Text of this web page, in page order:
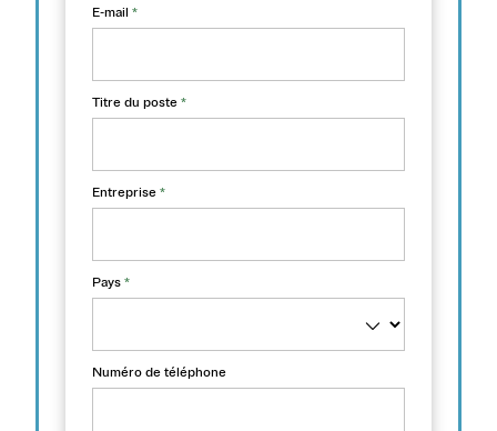
E-mail *
Titre du poste *
Entreprise *
Pays *
Numéro de téléphone